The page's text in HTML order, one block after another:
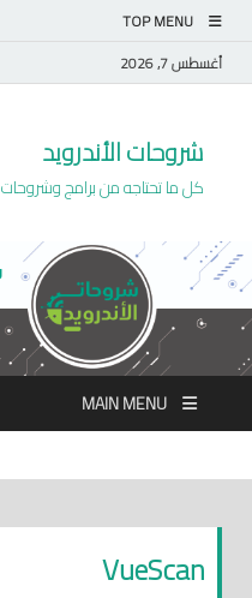
TOP MENU
أغسطس 7, 2026
شروحات الأندرويد
كل ما تحتاجه من برامج وشروحات
MAIN MENU
VueScan